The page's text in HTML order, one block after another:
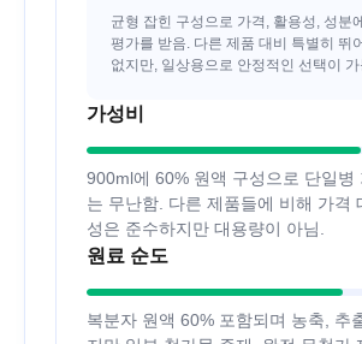
균형 잡힌 구성으로 가격, 활용성, 성분
평가를 받음. 다른 제품 대비 특별히 뛰
없지만, 일상용으로 안정적인 선택이
가성비
900ml에 60% 원액 구성으로 단일병
는 무난함. 다른 제품들에 비해 가격
성은 준수하지만 대용량이 아님.
원료 순도
복분자 원액 60% 포함되며 농축, 추